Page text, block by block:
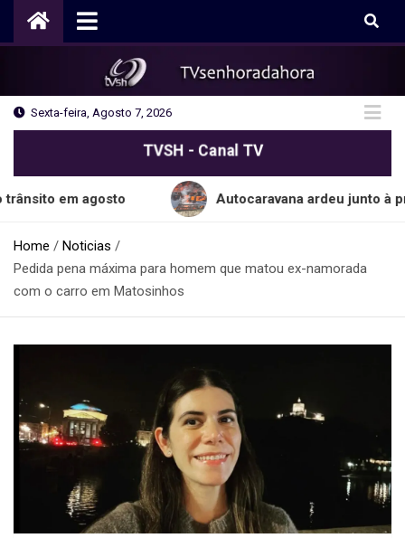
Sexta-feira, Agosto 7, 2026
TVSH - Canal TV
agosto Autocaravana ardeu junto à praia do
Home
Noticias
Pedida pena máxima para homem que matou ex-namorada
com o carro em Matosinhos